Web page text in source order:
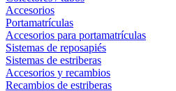
Accesorios
Portamatrículas
Accesorios para portamatrículas
Sistemas de reposapiés
Sistemas de estriberas
Accesorios y recambios
Recambios de estriberas